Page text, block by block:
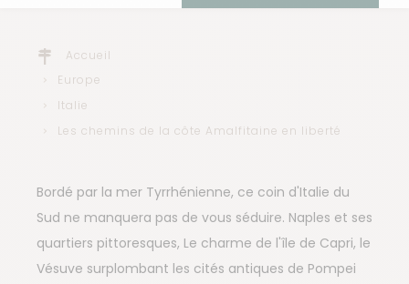
Accueil
Europe
Italie
Les chemins de la côte Amalfitaine en liberté
Bordé par la mer Tyrrhénienne, ce coin d'Italie du
Sud ne manquera pas de vous séduire. Naples et ses
quartiers pittoresques, Le charme de l'île de Capri, le
Vésuve surplombant les cités antiques de Pompei